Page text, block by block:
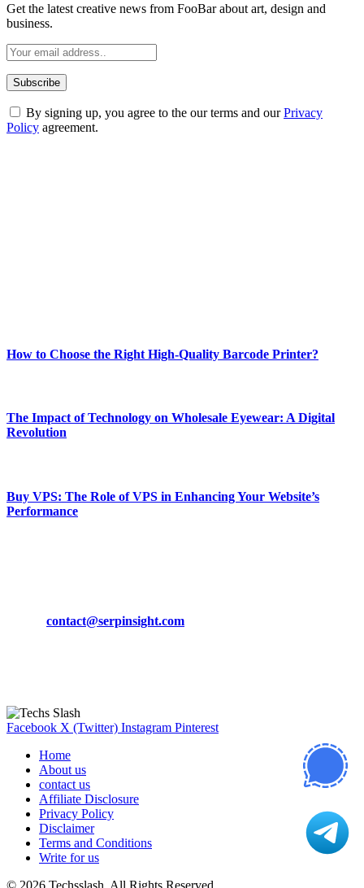
Get the latest creative news from FooBar about art, design and
business.
By signing up, you agree to the our terms and ourPrivacy
Policy agreement.
How to Choose the Right High-Quality Barcode Printer?
The Impact of Technology on Wholesale Eyewear: A Digital
Revolution
Buy VPS: The Role of VPS in Enhancing Your Website’s
Performance
contact@serpinsight.com
Facebook X (Twitter) Instagram Pinterest
Home
About us
contact us
Affiliate Disclosure
Privacy Policy
Disclaimer
Terms and Conditions
Write for us
© 2026 Techsslash. All Rights Reserved